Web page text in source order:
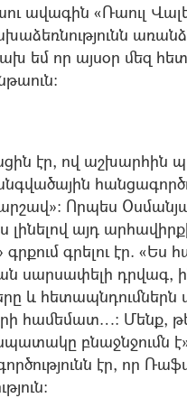
ավագին «Ռաուլ
եմ որ այսօր մեզ
էր, ով աշխարհին
Որպես
այդ
գրելու էր. «Ես
սարսափելի դրվագ,
և հետապնդումներն
համեմատ…: Մենք,
բնաջնջումն
էր, որ